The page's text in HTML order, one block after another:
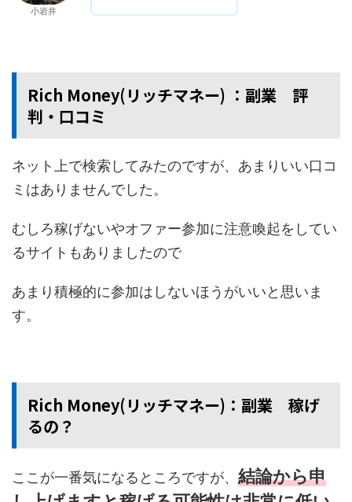
小岩井
Rich Money(リッチマネー) ：副業 評
判・口コミ
ネット上で検索してみたのですが、あまりいい口コ
ミはありませんでした。
むしろ稼げないやオファー参加に注意喚起をしてい
るサイトもありましたので
あまり積極的に参加はしないほうがいいと思いま
す。
Rich Money(リッチマネー)：副業 稼げ
るの？
ここが一番気になるところですが、 結論から申